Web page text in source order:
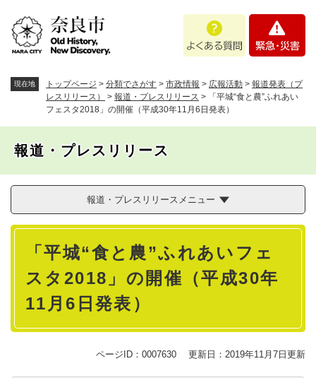
。
あ
問
・
現在地 トップページ > 分類でさがす > 市政情報 > 広報活動 > 報道発表（プ
レスリリース）
> 報道・プレスリリース >
「平城“食と農”ふれあい
フェスタ2018」の開催（平成30年11月6日発表）
報道・プレスリリース
報道・プレスリリースメニュー
本
「平城“食と農”ふれあいフェ
スタ2018」の開催（平成30年
11月6日発表）
ページID：0007630 更新日：2019年11月7日更新